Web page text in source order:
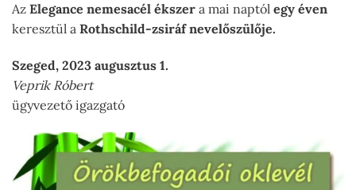
Az Elegance nemesacél ékszer a mai naptól egy éven
keresztül a Rothschild-zsiráf nevelőszülője.
Szeged, 2023 augusztus 1.
Veprik Róbert
ügyvezető igazgató